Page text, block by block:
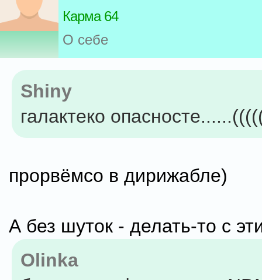
Карма 64
О себе
Shiny
галактеко
прорвёмсо в дирижабле)
А без шуток - делать-то с
Olinka